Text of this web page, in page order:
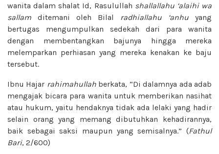
wanita dalam shalat Id, Rasulullah shallallahu ‘alaihi wa
sallam ditemani oleh Bilal radhiallahu ‘anhu yang
bertugas mengumpulkan sedekah dari para wanita
dengan membentangkan bajunya hingga mereka
melemparkan perhiasan yang mereka kenakan ke baju
tersebut.
Ibnu Hajar rahimahullahberkata, “Di dalamnya ada adab
mengajak bicara para wanita untuk memberikan nasihat
atau hukum, yaitu hendaknya tidak ada lelaki yang hadir
selain orang yang memang dibutuhkan kehadirannya,
baik sebagai saksi maupun yang semisalnya.” (Fathul
Bari, 2/600)